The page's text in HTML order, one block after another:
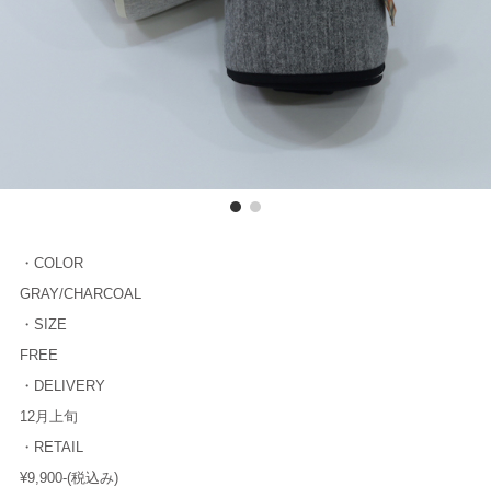
・COLOR
GRAY/CHARCOAL
・SIZE
FREE
・DELIVERY
12月上旬
・RETAIL
¥9,900-(税込み)